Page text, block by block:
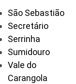
São Sebastião
Secretário
Serrinha
Sumidouro
Vale do
Carangola